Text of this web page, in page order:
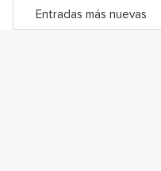
Entradas más nuevas